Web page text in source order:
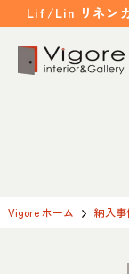
Lif/Lin リネン
イベント/ニュ
Vigore ホーム 納入事